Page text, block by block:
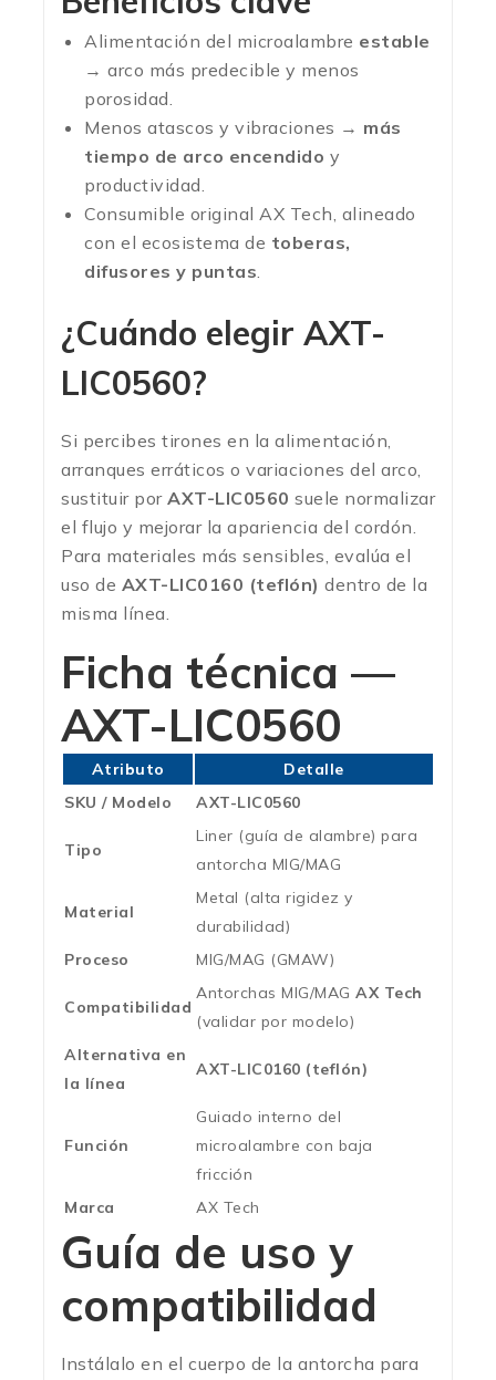
Alimentación del microalambre estable
→ arco más predecible y menos
porosidad.
Menos atascos y vibraciones → más
tiempo de arco encendido y
productividad.
Consumible original AX Tech, alineado
con el ecosistema de toberas,
difusores y puntas.
¿Cuándo elegir AXT-
LIC0560?
Si percibes tirones en la alimentación,
arranques erráticos o variaciones del arco,
sustituir por AXT-LIC0560 suele normalizar
el flujo y mejorar la apariencia del cordón.
Para materiales más sensibles, evalúa el
uso de AXT-LIC0160 (teflón) dentro de la
misma línea.
Ficha técnica —
AXT-LIC0560
Atributo
Detalle
SKU / Modelo
AXT-LIC0560
Tipo
Liner (guía de alambre) para
antorcha MIG/MAG
Material
Metal (alta rigidez y
durabilidad)
Proceso
MIG/MAG (GMAW)
Compatibilidad
Antorchas MIG/MAG AX Tech
(validar por modelo)
Alternativa en
la línea
AXT-LIC0160 (teflón)
Función
Guiado interno del
microalambre con baja
fricción
Marca
AX Tech
Guía de uso y
compatibilidad
Instálalo en el cuerpo de la antorcha para